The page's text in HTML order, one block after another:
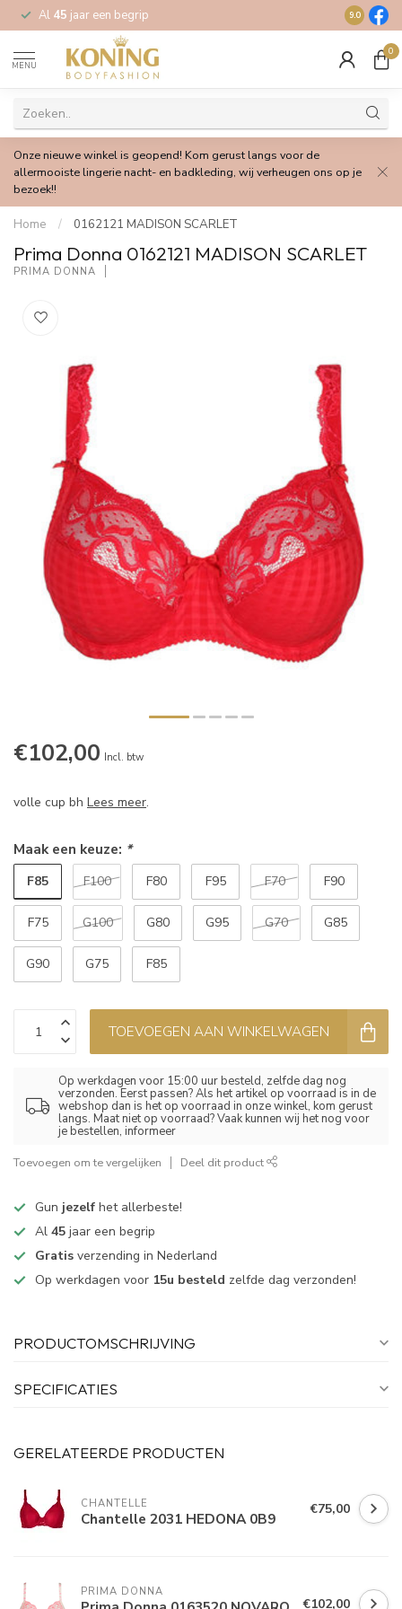
Al 45 jaar een begrip Gratis
9.0
MENU
0
Onze nieuwe winkel is geopend! Kom gerust langs voor de
allermooiste lingerie nacht- en badkleding, wij verheugen ons op je
bezoek!!
Home / 0162121 MADISON SCARLET
Prima Donna 0162121 MADISON SCARLET
PRIMA DONNA
€102,00 Incl. btw
volle cup bh Lees meer.
Maak een keuze: *
F85 F100 F80 F95 F70 F90
F75 G100 G80 G95 G70 G85
G90 G75 F85
TOEVOEGEN AAN WINKELWAGEN
Op werkdagen voor 15:00 uur besteld, zelfde dag nog
verzonden. Eerst passen? Als het artikel op voorraad is in de
webshop dan is het op voorraad in onze winkel, kom gerust
langs. Maat niet op voorraad? Vaak kunnen wij het nog voor
je bestellen, informeer
Toevoegen om te vergelijken Deel dit product
Gun jezelf het allerbeste!
Al 45 jaar een begrip
Gratis verzending in Nederland
Op werkdagen voor 15u besteld zelfde dag verzonden!
PRODUCTOMSCHRIJVING
SPECIFICATIES
GERELATEERDE PRODUCTEN
CHANTELLE
Chantelle 2031 HEDONA 0B9 €75,00
PRIMA DONNA
€102,00